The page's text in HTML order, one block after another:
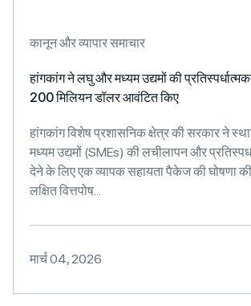
कानून और व्यापार समाचार
हांगकांग ने लघु और मध्यम उद्यमों की
200 मिलियन डॉलर आवंटित किए
हांगकांग विशेष प्रशासनिक क्षेत्र की सरकार ने
मध्यम उद्यमों (SMEs) की लचीलापन और
देने के लिए एक व्यापक सहायता पैकेज की घोषणा
लक्षित वित्तपोष...
मार्च 04, 2026